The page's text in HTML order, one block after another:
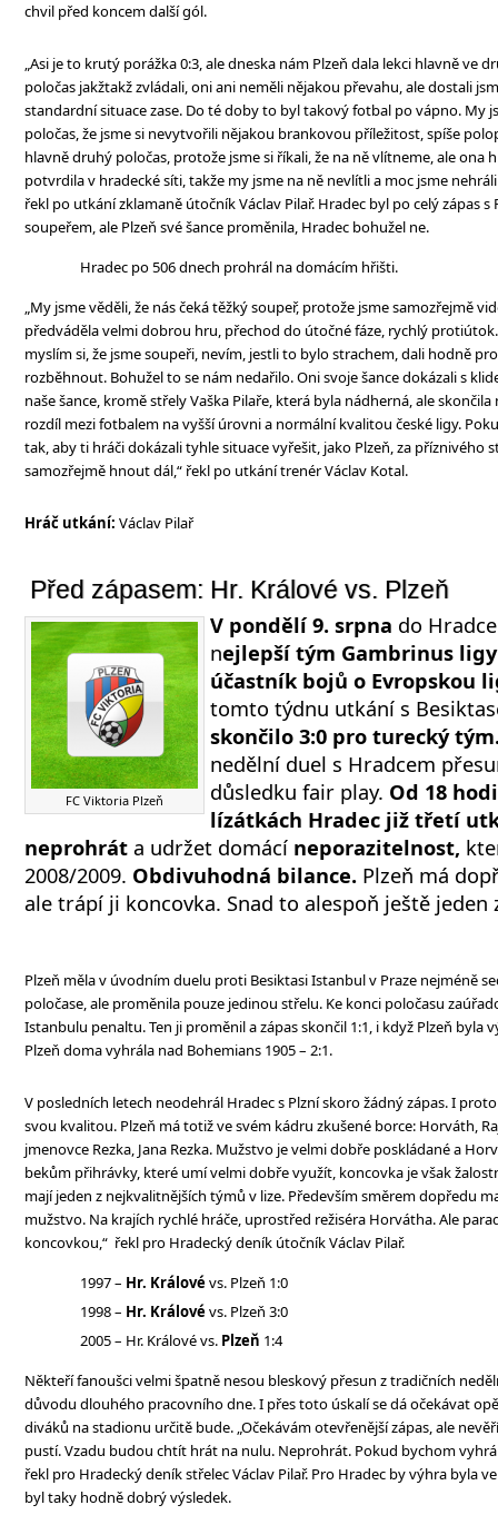
chvil před koncem další gól.
„Asi je to krutý porážka 0:3, ale dneska nám Plzeň dala lekci hlavně ve
poločas jakžtakž zvládali, oni ani neměli nějakou převahu, ale dostali
standardní situace zase. Do té doby to byl takový fotbal po vápno. My
poločas, že jsme si nevytvořili nějakou brankovou příležitost, spíše
hlavně druhý poločas, protože jsme si říkali, že na ně vlítneme, ale ona
potvrdila v hradecké síti, takže my jsme na ně nevlítli a moc jsme
řekl po utkání zklamaně útočník Václav Pilař. Hradec byl po celý zápas
soupeřem, ale Plzeň své šance proměnila, Hradec bohužel ne.
Hradec po 506 dnech prohrál na domácím hřišti.
„My jsme věděli, že nás čeká těžký soupeř, protože jsme samozřejmě
předváděla velmi dobrou hru, přechod do útočné fáze, rychlý
myslím si, že jsme soupeři, nevím, jestli to bylo strachem, dali hodně
rozběhnout. Bohužel to se nám nedařilo. Oni svoje šance dokázali s
naše šance, kromě střely Vaška Pilaře, která byla nádherná, ale
rozdíl mezi fotbalem na vyšší úrovni a normální kvalitou české ligy.
tak, aby ti hráči dokázali tyhle situace vyřešit, jako Plzeň, za příznivého
samozřejmě hnout dál,“ řekl po utkání trenér Václav Kotal.
Hráč utkání: Václav Pilař
Před zápasem: Hr. Králové vs. Plzeň
FC Viktoria Plzeň
V pondělí 9. srpna do
nejlepší tým Gambrinus ligy
účastník bojů o Evropskou
tomto týdnu utkání s
skončilo 3:0 pro turecký
nedělní duel s Hradcem
důsledku fair play. Od 18
lízátkách Hradec již třetí
neprohrát a udržet domácí neporazitelnost,
2008/2009. Obdivuhodná bilance. Plzeň má
ale trápí ji koncovka. Snad to alespoň ještě jeden
Plzeň měla v úvodním duelu proti Besiktasi Istanbul v Praze nejméně
poločase, ale proměnila pouze jedinou střelu. Ke konci poločasu
Istanbulu penaltu. Ten ji proměnil a zápas skončil 1:1, i když Plzeň byla
Plzeň doma vyhrála nad Bohemians 1905 – 2:1.
V posledních letech neodehrál Hradec s Plzní skoro žádný zápas. I
svou kvalitou. Plzeň má totiž ve svém kádru zkušené borce: Horváth,
jmenovce Rezka, Jana Rezka. Mužstvo je velmi dobře poskládané a
bekům přihrávky, které umí velmi dobře využít, koncovka je však
mají jeden z nejkvalitnějších týmů v lize. Především směrem dopředu
mužstvo. Na krajích rychlé hráče, uprostřed režiséra Horvátha. Ale
koncovkou,“ řekl pro Hradecký deník útočník Václav Pilař.
1997 – Hr. Královévs. Plzeň 1:0
1998 – Hr. Královévs. Plzeň 3:0
2005 – Hr. Králové vs. Plzeň 1:4
Někteří fanoušci velmi špatně nesou bleskový přesun z tradičních
důvodu dlouhého pracovního dne. I přes toto úskalí se dá očekávat
diváků na stadionu určitě bude. „Očekávám otevřenější zápas, ale
pustí. Vzadu budou chtít hrát na nulu. Neprohrát. Pokud bychom
řekl pro Hradecký deník střelec Václav Pilař. Pro Hradec by výhra byla
byl taky hodně dobrý výsledek.